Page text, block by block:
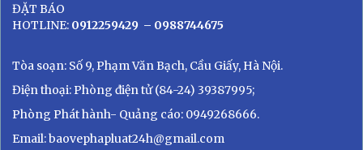
ĐẶT BÁO
HOTLINE: 0912259429 – 0988744675
Tòa soạn: Số 9, Phạm Văn Bạch, Cầu Giấy, Hà Nội.
Điện thoại: Phòng điện tử (84-24) 39387995;
Phòng Phát hành- Quảng cáo: 0949268666.
Email: baovephapluat24h@gmail.com